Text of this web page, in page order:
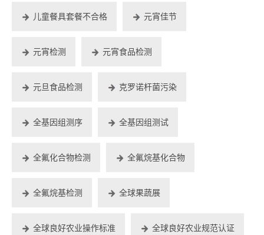
儿童餐具套餐不合格 元宵佳节
元宵检测 元宵食品检测
元旦食品检测 克罗诺杆菌污染
全基因组测序 全基因组测试
全氟化合物检测 全氟烷基化合物
全氟烷基检测 全球果蔬展
全球良好农业操作标准 全球良好农业规范认证